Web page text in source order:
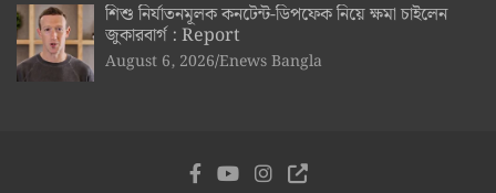
শিশু নির্যাতনমূলক কনটেন্ট-ডিপফেক নিয়ে ক্ষমা চাইলেন
জুকারবার্গ : Report
August 6, 2026 Enews Bangla